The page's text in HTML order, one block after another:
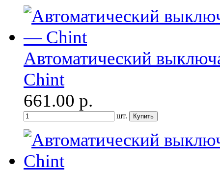
Автоматический
Chint
661.00 р.
шт.